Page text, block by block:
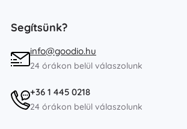
Segítsünk?
info@goodio.hu
24 órákon belül válaszolunk
+36 1 445 0218
24 órákon belül válaszolunk